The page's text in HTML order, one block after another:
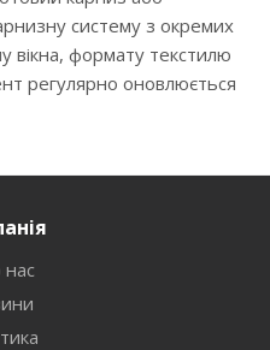
систему з окремих
вікна, формату текстилю
регулярно оновлюється